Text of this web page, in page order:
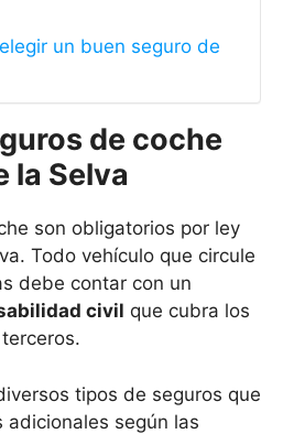
un buen seguro de
de coche
la Selva
son obligatorios por ley
Todo vehículo que circule
debe contar con un
civil que cubra los
tipos de seguros que
según las